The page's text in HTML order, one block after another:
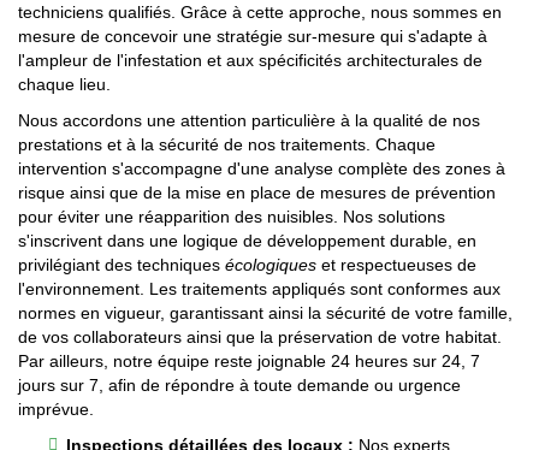
techniciens qualifiés. Grâce à cette approche, nous sommes en
mesure de concevoir une stratégie sur-mesure qui s'adapte à
l'ampleur de l'infestation et aux spécificités architecturales de
chaque lieu.
Nous accordons une attention particulière à la qualité de nos
prestations et à la sécurité de nos traitements. Chaque
intervention s'accompagne d'une analyse complète des zones à
risque ainsi que de la mise en place de mesures de prévention
pour éviter une réapparition des nuisibles. Nos solutions
s'inscrivent dans une logique de développement durable, en
privilégiant des techniques écologiques et respectueuses de
l'environnement. Les traitements appliqués sont conformes aux
normes en vigueur, garantissant ainsi la sécurité de votre famille,
de vos collaborateurs ainsi que la préservation de votre habitat.
Par ailleurs, notre équipe reste joignable 24 heures sur 24, 7
jours sur 7, afin de répondre à toute demande ou urgence
imprévue.
Inspections détaillées des locaux : Nos experts